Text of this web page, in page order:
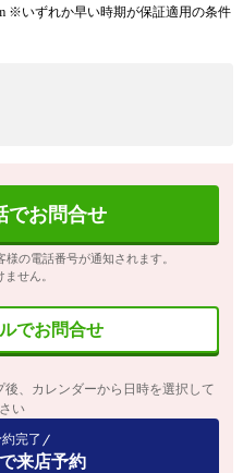
※いずれか早い時期が保証適用の条件
でお問合せ
の電話番号が通知されます。
せん。
でお問合せ
後、カレンダーから日時を選択して
い
完了
来店予約